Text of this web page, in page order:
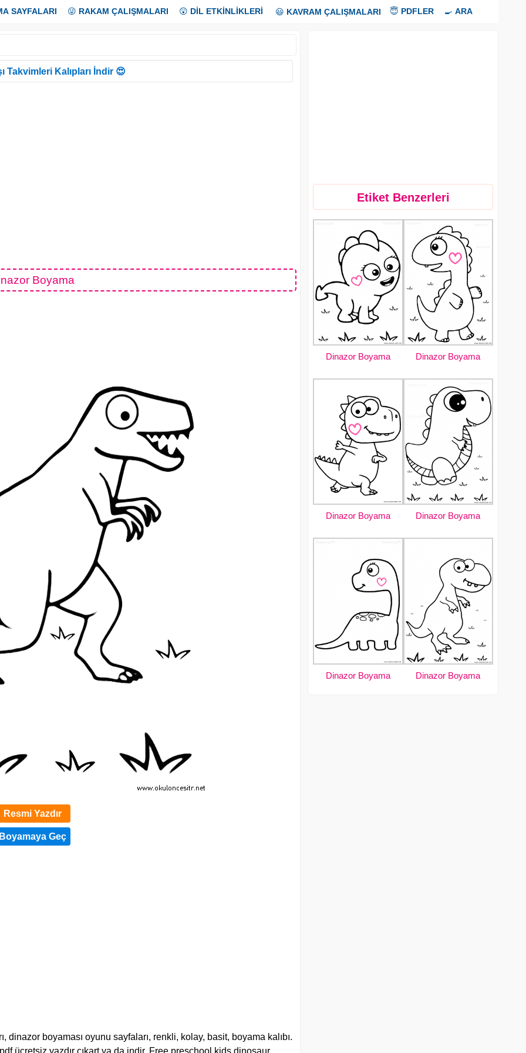
SAYFALARI 😜 RAKAM ÇALIŞMALARI 😲 DİL ETKİNLİKLERİ 😃 KAVRAM ÇALIŞMALARI 😇 PDFLER 🍳 ARA
Takvimleri Kalıpları İndir 😍
Boyama
Resmi Yazdır
boyaması oyunu sayfaları, renkli, kolay, basit, boyama kalıbı.
ücretsiz yazdır çıkart ya da indir. Free preschool kids dinosaur
Etiket Benzerleri
Dinazor Boyama Dinazor Boyama
Dinazor Boyama Dinazor Boyama
Dinazor Boyama Dinazor Boyama